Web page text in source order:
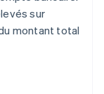
sur
montant total